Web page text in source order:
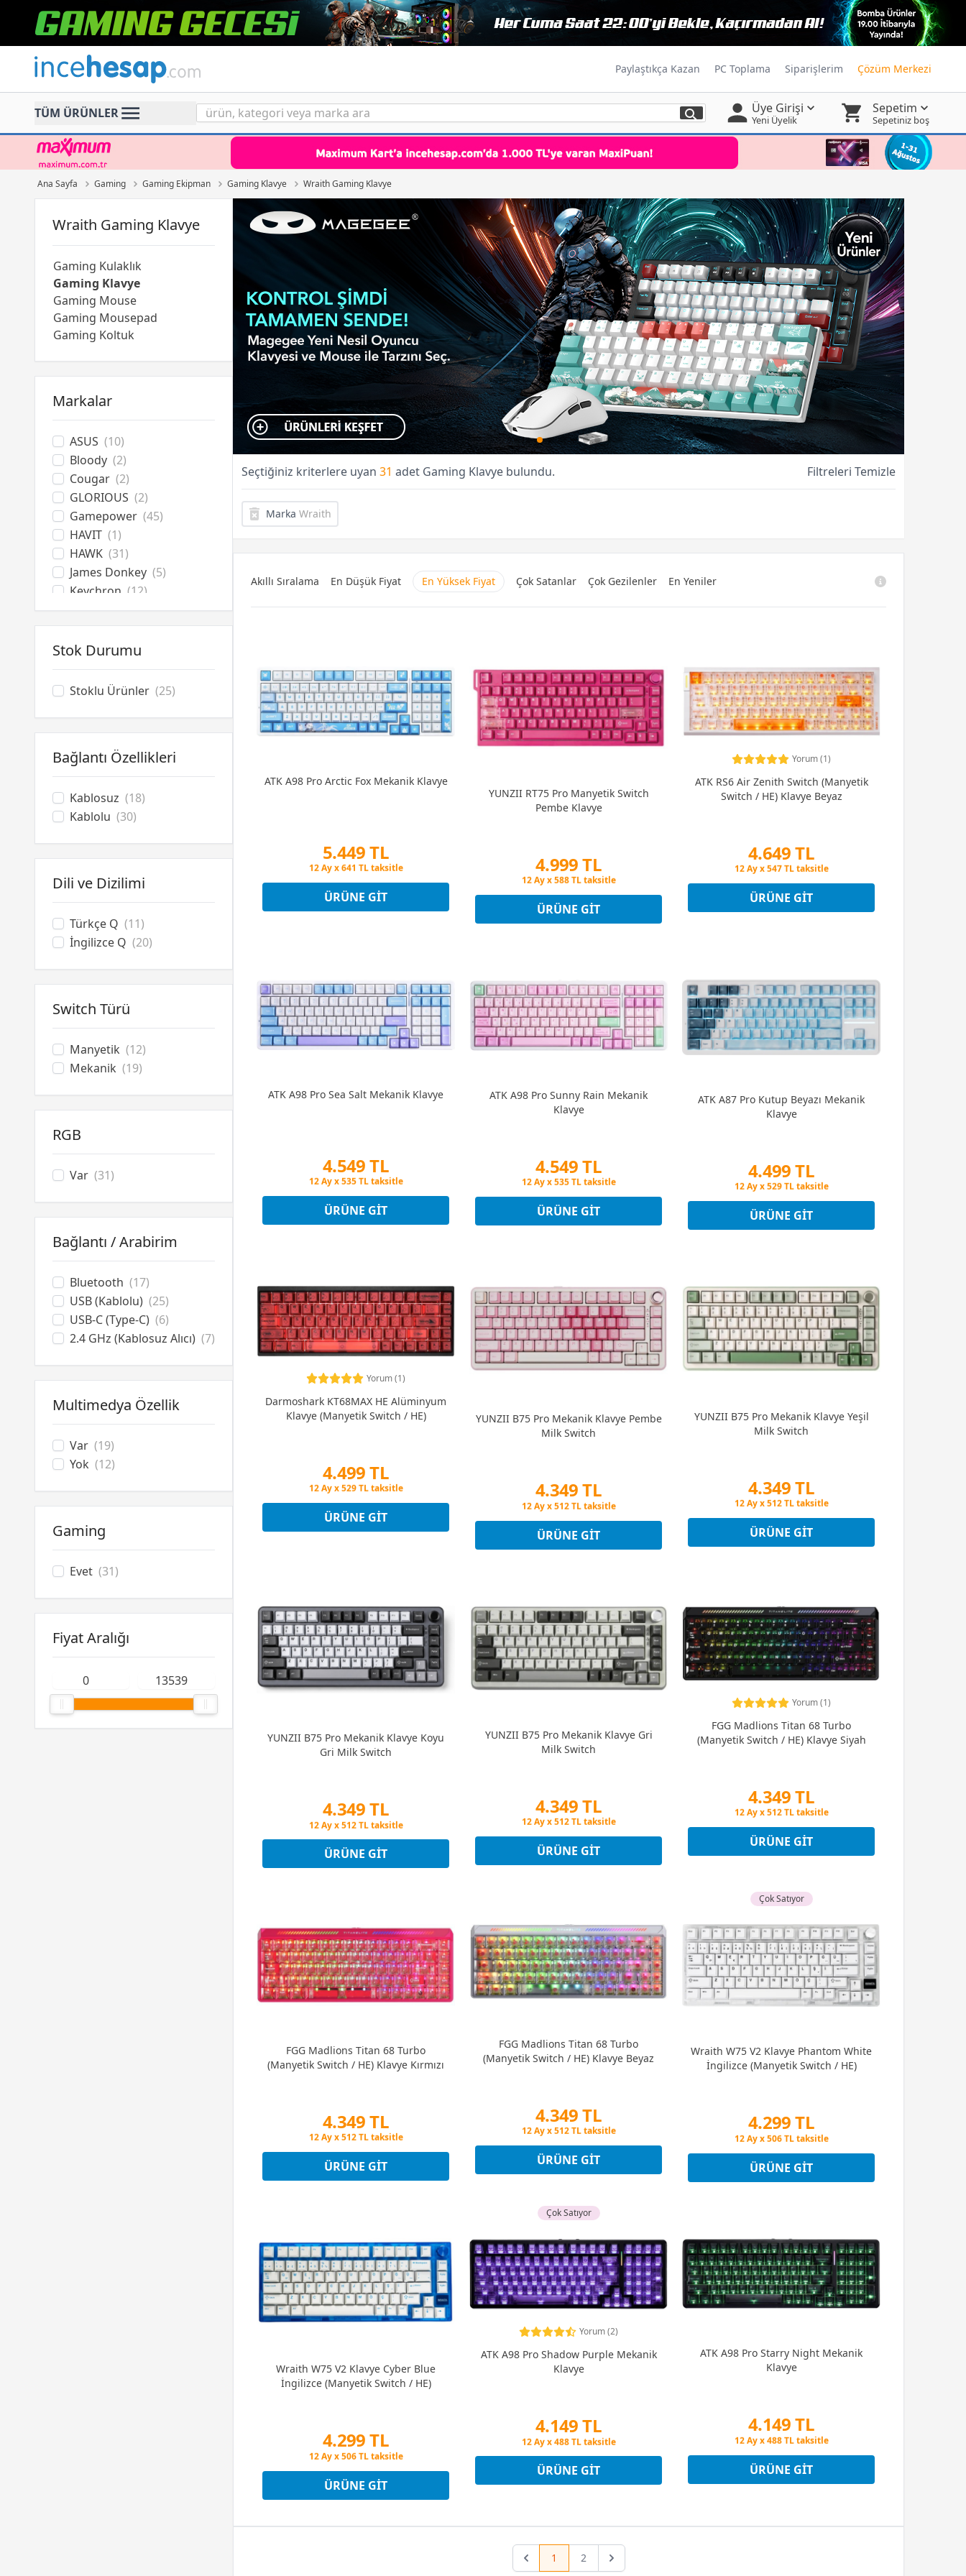
Incehesap Paylaştıkça Kazan PC Toplama Siparişlerim Çözüm Merkezi
TÜM ÜRÜNLER Üye Girişi
Yeni Üyelik
Sepetim
Sepetiniz boş
Ana Sayfa Gaming Gaming Ekipman Gaming Klavye Wraith Gaming Klavye
Wraith Gaming Klavye
Gaming Kulaklık
Gaming Klavye
Gaming Mouse
Gaming Mousepad
Gaming Koltuk
Markalar
ASUS (10)
Bloody (2)
Cougar (2)
GLORIOUS (2)
Gamepower (45)
HAVIT (1)
HAWK (31)
James Donkey (5)
Keychron (12)
Lenovo (1)
Logitech (4)
MSI (4)
MageGee (19)
Rampage
(1)
Redragon (14)
Wraith (31)
Stok Durumu
Stoklu Ürünler (25)
Bağlantı Özellikleri
Kablosuz (18)
Kablolu (30)
Dili ve Dizilimi
Türkçe Q (11)
İngilizce Q (20)
Switch Türü
Manyetik (12)
Mekanik (19)
RGB
Var (31)
Bağlantı / Arabirim
Bluetooth (17)
USB (Kablolu) (25)
USB-C (Type-C) (6)
2.4 GHz (Kablosuz Alıcı) (7)
Multimedya Özellik
Var (19)
Yok (12)
Gaming
Evet (31)
Fiyat Aralığı
Seçtiğiniz kriterlere uyan 31 adet Gaming Klavye bulundu. Filtreleri Temizle
Marka Wraith
Akıllı Sıralama En Düşük Fiyat En Yüksek Fiyat Çok Satanlar Çok Gezilenler En Yeniler
ATK A98 Pro Arctic Fox Mekanik Klavye
5.449 TL
Peşin Fiyatına 3 Taksit
Peşin Fiyatına 3 Taksit
ÜRÜNE GIT
YUNZII RT75 Pro Manyetik Switch
Pembe Klavye
4.999 TL
Peşin Fiyatına 3 Taksit
Peşin Fiyatına 3 Taksit
ÜRÜNE GIT
Yorum (1)
ATK RS6 Air Zenith Switch (Manyetik
Switch / HE) Klavye Beyaz
4.649 TL
Peşin Fiyatına 3 Taksit
Peşin Fiyatına 3 Taksit
ÜRÜNE GIT
ATK A98 Pro Sea Salt Mekanik Klavye
4.549 TL
Peşin Fiyatına 3 Taksit
Peşin Fiyatına 3 Taksit
ÜRÜNE GIT
ATK A98 Pro Sunny Rain Mekanik
Klavye
4.549 TL
Peşin Fiyatına 3 Taksit
Peşin Fiyatına 3 Taksit
ÜRÜNE GIT
ATK A87 Pro Kutup Beyazı Mekanik
Klavye
4.499 TL
Peşin Fiyatına 3 Taksit
Peşin Fiyatına 3 Taksit
ÜRÜNE GIT
Yorum (1)
Darmoshark KT68MAX HE Alüminyum
Klavye (Manyetik Switch / HE)
4.499 TL
Peşin Fiyatına 3 Taksit
Peşin Fiyatına 3 Taksit
ÜRÜNE GIT
YUNZII B75 Pro Mekanik Klavye Pembe
Milk Switch
4.349 TL
Peşin Fiyatına 3 Taksit
Peşin Fiyatına 3 Taksit
ÜRÜNE GIT
YUNZII B75 Pro Mekanik Klavye Yeşil
Milk Switch
4.349 TL
Peşin Fiyatına 3 Taksit
Peşin Fiyatına 3 Taksit
ÜRÜNE GIT
YUNZII B75 Pro Mekanik Klavye Koyu
Gri Milk Switch
4.349 TL
Peşin Fiyatına 3 Taksit
12 Ay x 512 TL taksitle
Peşin Fiyatına 3 Taksit
ÜRÜNE GIT
YUNZII B75 Pro Mekanik Klavye Gri
Milk Switch
4.349 TL
Peşin Fiyatına 3 Taksit
Peşin Fiyatına 3 Taksit
ÜRÜNE GIT
Yorum (1)
FGG Madlions Titan 68 Turbo
(Manyetik Switch / HE) Klavye Siyah
4.349 TL
Peşin Fiyatına 3 Taksit
Peşin Fiyatına 3 Taksit
ÜRÜNE GIT
FGG Madlions Titan 68 Turbo
(Manyetik Switch / HE) Klavye Kırmızı
4.349 TL
Peşin Fiyatına 3 Taksit
Peşin Fiyatına 3 Taksit
ÜRÜNE GIT
FGG Madlions Titan 68 Turbo
(Manyetik Switch / HE) Klavye Beyaz
4.349 TL
Peşin Fiyatına 3 Taksit
Peşin Fiyatına 3 Taksit
ÜRÜNE GIT
Çok Satıyor
Wraith W75 V2 Klavye Phantom White
İngilizce (Manyetik Switch / HE)
4.299 TL
Peşin Fiyatına 3 Taksit
Peşin Fiyatına 3 Taksit
ÜRÜNE GIT
Wraith W75 V2 Klavye Cyber Blue
İngilizce (Manyetik Switch / HE)
4.299 TL
Peşin Fiyatına 3 Taksit
Peşin Fiyatına 3 Taksit
ÜRÜNE GIT
Çok Satıyor
Yorum (2)
ATK A98 Pro Shadow Purple Mekanik
Klavye
4.149 TL
Peşin Fiyatına 3 Taksit
12 Ay x 488 TL taksitle
Peşin Fiyatına 3 Taksit
ÜRÜNE GIT
ATK A98 Pro Starry Night Mekanik
Klavye
4.149 TL
Peşin Fiyatına 3 Taksit
Peşin Fiyatına 3 Taksit
ÜRÜNE GIT
Previous1 2 Next